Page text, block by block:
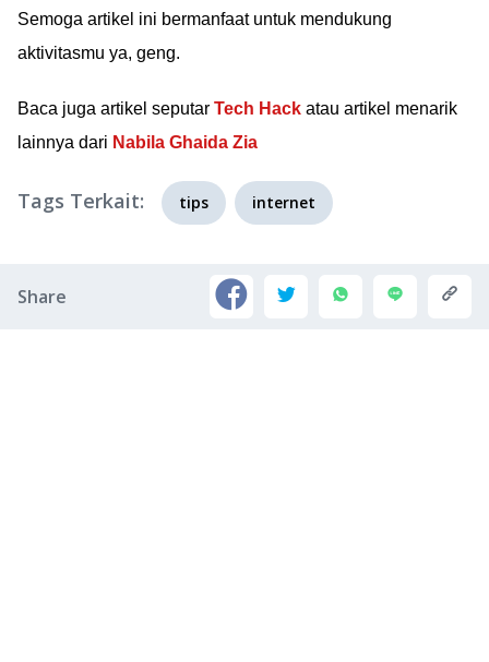
Semoga artikel ini bermanfaat untuk mendukung
aktivitasmu ya, geng.
Baca juga artikel seputar Tech Hack atau artikel menarik
lainnya dari Nabila Ghaida Zia
Tags Terkait: tips internet
Share